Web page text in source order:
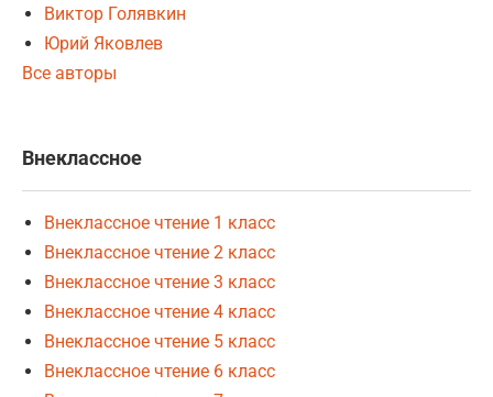
Виктор Голявкин
Юрий Яковлев
Все авторы
Внеклассное
Внеклассное чтение 1 класс
Внеклассное чтение 2 класс
Внеклассное чтение 3 класс
Внеклассное чтение 4 класс
Внеклассное чтение 5 класс
Внеклассное чтение 6 класс